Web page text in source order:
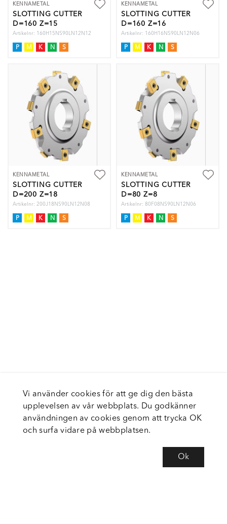
KENNAMETAL
SLOTTING CUTTER
D=160 Z=15
Artikelnr: 160H15NS90LN12N12
P M K N S
KENNAMETAL
SLOTTING CUTTER
D=160 Z=16
Artikelnr: 160H16NS90LN12N06
P M K N S
KENNAMETAL
SLOTTING CUTTER
D=200 Z=18
Artikelnr: 200J18NS90LN12N08
P M K N S
KENNAMETAL
SLOTTING CUTTER
D=80 Z=8
Artikelnr: 80F08NS90LN12N06
P M K N S
Vi använder cookies för att ge dig den bästa
upplevelsen av vår webbplats. Du godkänner
användningen av cookies genom att trycka OK
och surfa vidare på webbplatsen.
Ok